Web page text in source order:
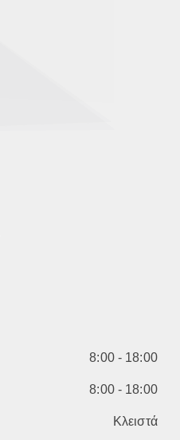
8:00 - 18:00
8:00 - 18:00
Κλειστά